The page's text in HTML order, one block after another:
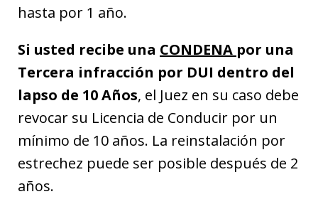
hasta por 1 año.
Si usted recibe una CONDENA por una
Tercera infracción por DUI dentro del
lapso de 10 Años, el Juez en su caso debe
revocar su Licencia de Conducir por un
mínimo de 10 años. La reinstalación por
estrechez puede ser posible después de 2
años.